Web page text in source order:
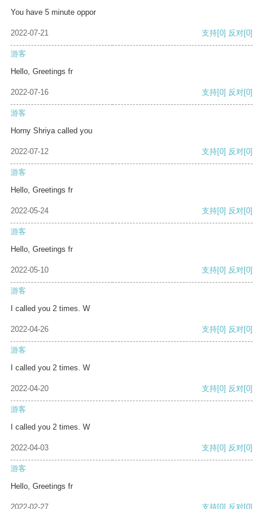
You have 5 minute oppor
2022-07-21 支持[0] 反对[0]
游客
Hello, Greetings fr
2022-07-16 支持[0] 反对[0]
游客
Horny Shriya called you
2022-07-12 支持[0] 反对[0]
游客
Hello, Greetings fr
2022-05-24 支持[0] 反对[0]
游客
Hello, Greetings fr
2022-05-10 支持[0] 反对[0]
游客
I called you 2 times. W
2022-04-26 支持[0] 反对[0]
游客
I called you 2 times. W
2022-04-20 支持[0] 反对[0]
游客
I called you 2 times. W
2022-04-03 支持[0] 反对[0]
游客
Hello, Greetings fr
2022-02-27 支持[0] 反对[0]